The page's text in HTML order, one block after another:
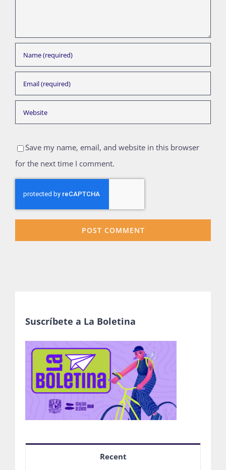
Save my name, email, and website in this browser
for the next time I comment.
Suscríbete a La Boletina
Recent